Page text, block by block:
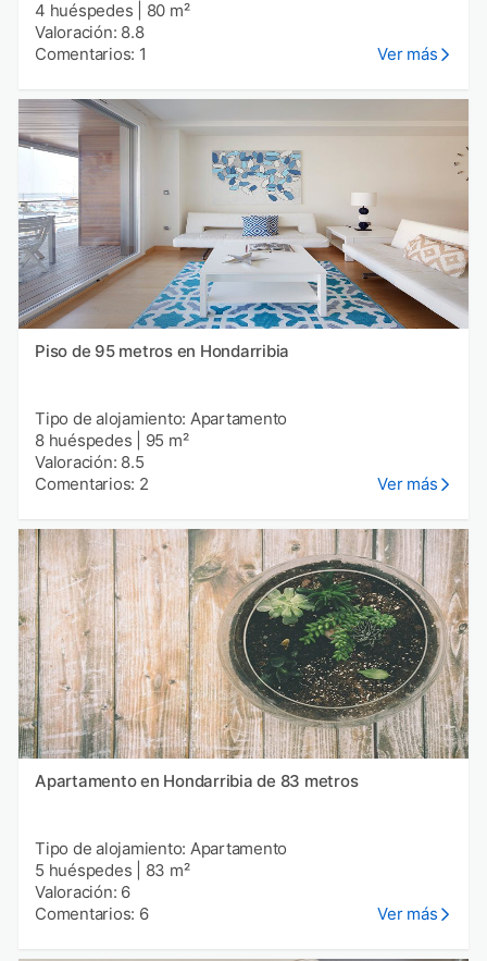
4 huéspedes
80 m²
Valoración: 8.8
Comentarios: 1
Ver más
Piso de 95 metros en Hondarribia
Tipo de alojamiento: Apartamento
8 huéspedes
95 m²
Valoración: 8.5
Comentarios: 2
Ver más
Apartamento en Hondarribia de 83 metros
Tipo de alojamiento: Apartamento
5 huéspedes
83 m²
Valoración: 6
Comentarios: 6
Ver más